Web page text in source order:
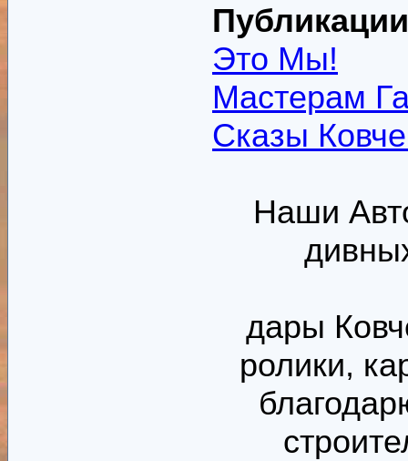
Это Мы!
Мастерам
Сказы
Наши
дары
ролики,